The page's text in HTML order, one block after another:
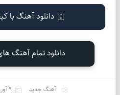
دانلود آهنگ با
دانلود تمام آهنگ
آهنگ جدید 9 آوریل 2024